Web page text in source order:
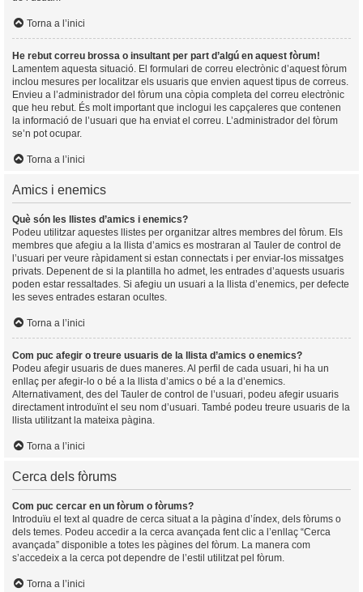
Torna a l’inici
He rebut correu brossa o insultant per part d’algú en aquest fòrum!
Lamentem aquesta situació. El formulari de correu electrònic d’aquest fòrum
inclou mesures per localitzar els usuaris que envien aquest tipus de correus.
Envieu a l’administrador del fòrum una còpia completa del correu electrònic
que heu rebut. És molt important que inclogui les capçaleres que contenen
la informació de l’usuari que ha enviat el correu. L’administrador del fòrum
se’n pot ocupar.
Torna a l’inici
Amics i enemics
Què són les llistes d’amics i enemics?
Podeu utilitzar aquestes llistes per organitzar altres membres del fòrum. Els
membres que afegiu a la llista d’amics es mostraran al Tauler de control de
l’usuari per veure ràpidament si estan connectats i per enviar-los missatges
privats. Depenent de si la plantilla ho admet, les entrades d’aquests usuaris
poden estar ressaltades. Si afegiu un usuari a la llista d’enemics, per defecte
les seves entrades estaran ocultes.
Torna a l’inici
Com puc afegir o treure usuaris de la llista d’amics o enemics?
Podeu afegir usuaris de dues maneres. Al perfil de cada usuari, hi ha un
enllaç per afegir-lo o bé a la llista d’amics o bé a la d’enemics.
Alternativament, des del Tauler de control de l’usuari, podeu afegir usuaris
directament introduïnt el seu nom d’usuari. També podeu treure usuaris de la
llista utilitzant la mateixa pàgina.
Torna a l’inici
Cerca dels fòrums
Com puc cercar en un fòrum o fòrums?
Introduïu el text al quadre de cerca situat a la pàgina d’índex, dels fòrums o
dels temes. Podeu accedir a la cerca avançada fent clic a l’enllaç “Cerca
avançada” disponible a totes les pàgines del fòrum. La manera com
s’accedeix a la cerca pot dependre de l’estil utilitzat pel fòrum.
Torna a l’inici